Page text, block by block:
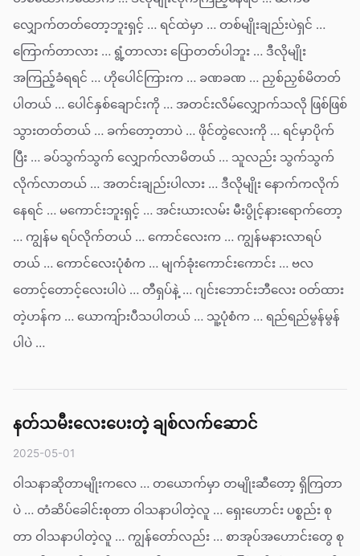
လျှောက်တတ်တော့ဘူးရှင့် … ရင်ထဲမှာ … တစ်မျိုးချည်းပဲရှင် …
ကြောက်တာလား … ရွံ့တာလား ပြောတတ်ပါဘူး … ဒီလိုမျိုး
အကြည့်ခံရရင် … ဟိုပေါင်ကြားက … ခဏခဏ … ညှစ်ညှစ်မိတတ်
ပါတယ် … ပေါင်နှစ်ချောင်းကို … အတင်းလိမ်လျှောက်သလို ဖြစ်ဖြစ်
သွားတတ်တယ် … ခက်တော့တာပဲ … ဖိုင်တွဲလေးကို … ရင်မှာပိုက်
ပြီး … ခပ်သွက်သွက် လျှောက်လာမိတယ် … သူလည်း သွက်သွက်
လိုက်လာတယ် … အတင်းချည်းပါလား … ဒီလိုမျိုး နောက်ကလိုက်
နေရင် … မကောင်းဘူးရှင့် … အင်းယားလမ်း မီးပွိုင့်နားရောက်တော့
… ကျွန်မ ရပ်လိုက်တယ် … ကောင်လေးက … ကျွန်မနားလာရပ်
တယ် … ကောင်လေးပုံစံက … မျက်ခုံးကောင်းကောင်း … ဗလ
တောင့်တောင့်လေးပါပဲ … တီရှပ်နဲ့ … ဂျင်းဘောင်းဘီလေး ဝတ်ထား
တဲ့ဟန်က … ယောကျ်ားပီသပါတယ် … သူ့ပုံစံက … ရည်ရည်မွန်မွန်
ပါပဲ …
နတ်သမီးလေးပေးတဲ့ ချစ်လက်ဆောင်
2025-05-01
ဝါသနာဆိုတာမျိုးကလေ … တယောက်မှာ တမျိုးဆီတော့ ရှိကြတာ
ပဲ … တံဆိပ်ခေါင်းစုတာ ဝါသနာပါတဲ့လူ … ရှေးဟောင်း ပစ္စည်း စု
တာ ဝါသနာပါတဲ့လူ … ကျွန်တော်လည်း … စာအုပ်အဟောင်းတွေ စု